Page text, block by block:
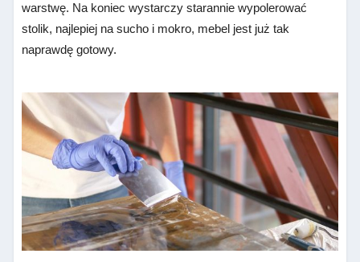
warstwę. Na koniec wystarczy starannie wypolerować
stolik, najlepiej na sucho i mokro, mebel jest już tak
naprawdę gotowy.